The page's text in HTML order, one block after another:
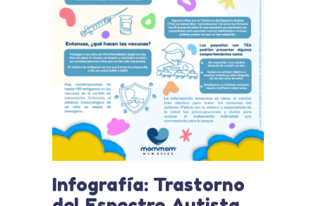
Infografía: Trastorno